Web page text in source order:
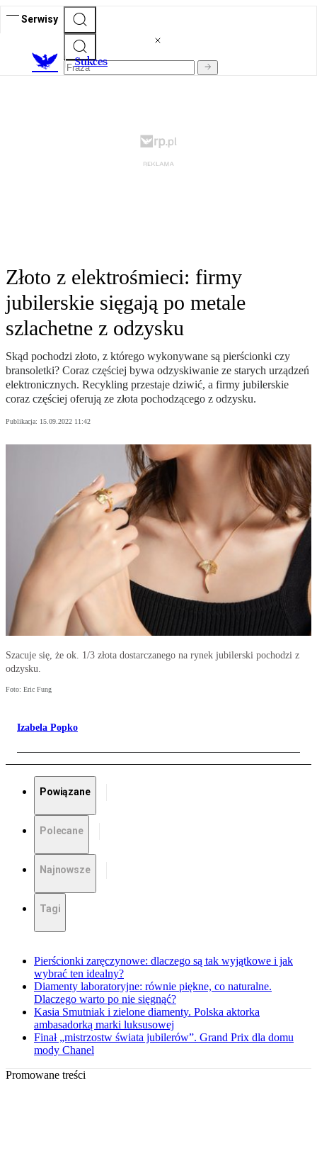
Serwisy
Sukces
Złoto z elektrośmieci: firmy
jubilerskie sięgają po metale
szlachetne z odzysku
Skąd pochodzi złoto, z którego wykonywane są pierścionki czy
bransoletki? Coraz częściej bywa odzyskiwanie ze starych urządzeń
elektronicznych. Recykling przestaje dziwić, a firmy jubilerskie
coraz częściej oferują ze złota pochodzącego z odzysku.
Publikacja: 15.09.2022 11:42
Szacuje się, że ok. 1/3 złota dostarczanego na rynek jubilerski pochodzi z
odzysku.
Foto: Eric Fung
Izabela Popko
Powiązane
Polecane
Najnowsze
Tagi
Pierścionki zaręczynowe: dlaczego są tak wyjątkowe i jak
wybrać ten idealny?
Diamenty laboratoryjne: równie piękne, co naturalne.
Dlaczego warto po nie sięgnąć?
Kasia Smutniak i zielone diamenty. Polska aktorka
ambasadorką marki luksusowej
Finał „mistrzostw świata jubilerów”. Grand Prix dla domu
mody Chanel
Promowane treści